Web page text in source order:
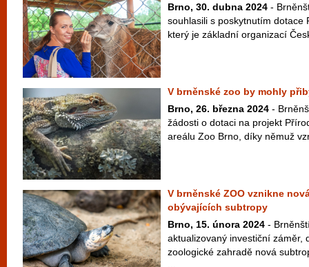
Brno, 30. dubna 2024 -
souhlasili s poskytnutím dotace
který je základní organizací
V brněnské zoo by mohly
Brno, 26. března 2024 -
žádosti o dotaci na projekt
areálu Zoo Brno, díky němuž
V brněnské ZOO vznikne
obývajících subtropy
Brno, 15. února 2024 -
aktualizovaný investiční záměr,
zoologické zahradě nová